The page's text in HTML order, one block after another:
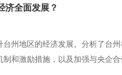
济全面发展？
州地区的经济发展。分析了台
和激励措施，以及加强与央企